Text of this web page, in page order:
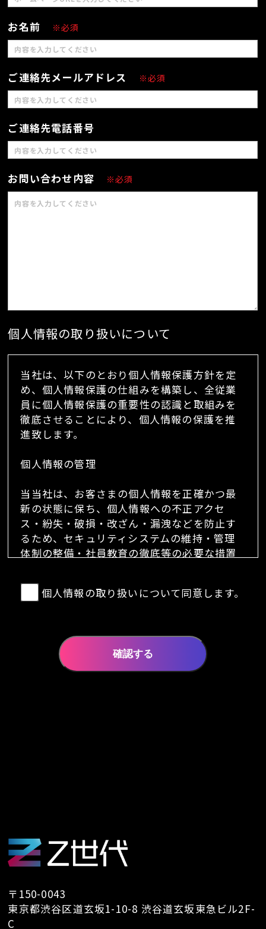
お名前 ※必須
ご連絡先メールアドレス ※必須
ご連絡先電話番号
お問い合わせ内容 ※必須
個人情報の取り扱いについて
当社は、以下のとおり個人情報保護方針を定
め、個人情報保護の仕組みを構築し、全従業
員に個人情報保護の重要性の認識と取組みを
徹底させることにより、個人情報の保護を推
進致します。
個人情報の管理
当当社は、お客さまの個人情報を正確かつ最
新の状態に保ち、個人情報への不正アクセ
ス・紛失・破損・改ざん・漏洩などを防止す
るため、セキュリティシステムの維持・管理
体制の整備・社員教育の徹底等の必要な措置
管理を行ないます。
本ウェブサイトでは、お客様からのお問い合
わせ時に、お名前、e-mailアドレス、電話番
号等の個人情報をご登録いただく場合がござ
を適切に管理し、次のいずれかに該当する場
合を除き、個人情報を第三者に開示いたしま
せん。
・お客さまが希望されるサービスを行なうた
めに当社が業務を委託する業者に対して開示
個人情報の取り扱いについて同意します。
〒150-0043
東京都渋谷区道玄坂1-10-8 渋谷道玄坂東急ビル2F-
C